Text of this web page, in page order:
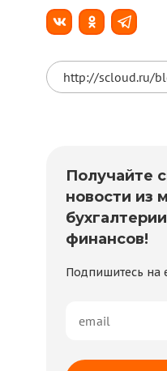
Получайте
новости из
финансов!
Подпишитесь на